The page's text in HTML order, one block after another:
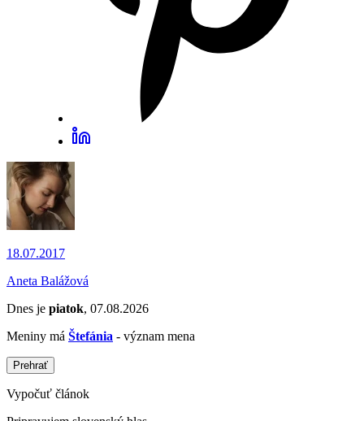
18.07.2017
Aneta Balážová
Dnes je piatok, 07.08.2026
Meniny má Štefánia - význam mena
Prehrať
Vypočuť článok